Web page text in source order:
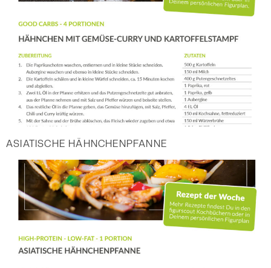
ASIATISCHE HÄHNCHENPFANNE